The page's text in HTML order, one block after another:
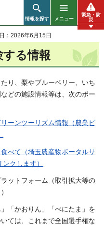
情報を探す メニュー
緊急・防
災
：2026年6月15日
る情報
り、梨やブルーベリー、いち
どの施設情報等は、次のポー
ーンツーリズム情報（農業ビ
べて（埼玉農産物ポータルサ
クします）
ットフォーム（取引拡大等の
「かおりん」「べにたま」を
ては、これまで全国選手権な